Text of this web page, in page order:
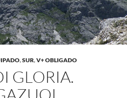
,SUR,V+ OBLIGADO
GLORIA.